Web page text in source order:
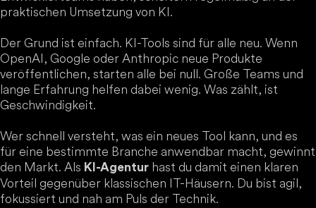
praktischen Umsetzung von KI.
Der Grund ist einfach. KI-Tools sind für alle neu. Wenn
OpenAI, Google oder Anthropic neue Produkte
veröffentlichen, starten alle bei null. Große Teams und
lange Erfahrung helfen dabei wenig. Was zählt, ist
Geschwindigkeit.
Wer schnell versteht, was ein neues Tool kann, und es
für eine bestimmte Branche anwendbar macht, gewinnt
den Markt. Als KI-Agentur hast du damit einen klaren
Vorteil gegenüber klassischen IT-Häusern. Du bist agil,
fokussiert und nah am Puls der Technik.